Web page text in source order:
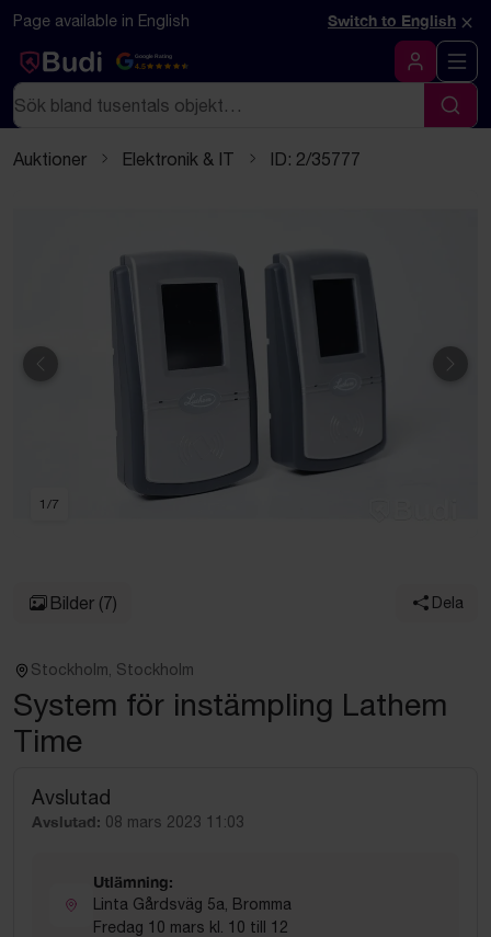
Hoppa till innehåll
Textbaserad (markdown) version av denna sida
Page available in English Switch to English ×
Google Rating
4.5
Logga in
Sök
Sök
Auktioner Elektronik & IT ID: 2/35777
Föregående
1 /7
Bilder (7) Dela
Stockholm, Stockholm
System för instämpling Lathem
Time
Avslutad
Avslutad: 08 mars 2023 11:03
Utlämning:
Linta Gårdsväg 5a, Bromma
Fredag 10 mars kl. 10 till 12